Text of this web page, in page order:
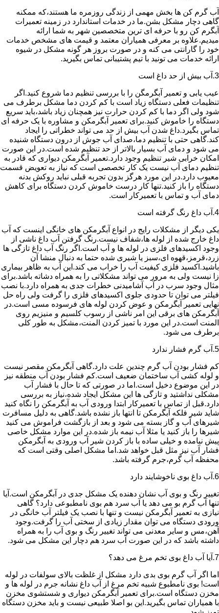
آب گرم کن ها بخش مهمی از زندگی روزمره ما هستند،که ممکنه
گاهی دچار مشکل بشن.ما در خدمات استاندارد در زمینه تعمیرات
آبگرم کن رو با حرفه ای ترین متخصصین شهر به شما ارائه
میدیم.علاوه بر معرفی همیاران معتمد و قیمت های مشخص خدمات
خود را گارانتی می کنه و در صورت بروز هر گونه مشکل در شیوه
ارائه خدمات می تونید با تیم پشتیبانی تماس بگیرید.
3.آب بیش از حد داغ است
عیب یابی و تعمیر آبگرمگن را با بررسی تنظیم دما شروع کنید.اگر
تنظیمات فعلی دستگاه زیاد است با کم کردن دما مشکل برطرف می
شود ولی اگر دما با کم کردن حرارت نیز همچنان زیاد باشد،باید سریع
دستگاه را خاموش کنید.برای تعمیر آبگرمکن و مشاوره با یک حرفه ای
تماس بگیرد.داغ شدن آب بیش از حد می تواند خطراتی را ایجاد
کند.گاهی حتی با تنظیم دما،صدای آب جوش از درون دستگاه شنیده
می شود و دمای آب بسیار بالاتر از حد تنظیم شده است.در این صورت
امکان خرابی شیر تنظیم وجود دارد.تعمیر آبگرمکن دیواری که قادر به
تنظیم دمای آب نیست یک کار تخصصی است که نیاز به تعویض قسمت
معیوب دارد.در این مورد هرگز بدون تجربه قبلی نباید روکش بدنه
دستگاه را باز کنید.تنها کار درست خاموش کردن دستگاه برای کاهش
دمای آب و تماس با تعمیرکار است.
4.آب داغ رنگ گرفته است
یکی دیگر از مشکلات رایج در انواع آبگرمکن های خانگی اینست که آب
داغ خارج شده از لوله ها،شفاف نیست.رنگ گرفتن آب داغ ناشی از
وجود اکسیدهای فلزی در لوله ها و آب است.اگر رنگ آب داغ تازگی ها
زرد،قرمز،قهوه ای،سبز یا شیری شده حتما به دنبال منشا آن
باشید.اکسید فلزی کیفیت آب را خراب می کند.این آب به ظاهر بیماری
زا نیست ولی به مرور می تواند مشکلاتی را به همراه دشاته باشد.برای
مثال وجود سرب در آب آشامیدنی خطرات جدی به همراه دارد.با نصب
فیلتر می توان تا حدودی جلوی اکسیدهای فلزی را گرفت ولی راه حل
نهایی تعمیر آبگرمکن و عوض کردن لوله های فرسوده مسی است.در
آبگرمکن های برقی این امر ناشی از رسوب کلسیم و منیزیم روی
المنت است.در این مورد با تمیز کردن المنت،مشکل به طور کلی
برطرف می شود.
5.آب گرم فشار ندارد
کم فشار بودن آب گرم چندین علت دارد.گاهی آبگرمکن مقصر نیست
و لوله کشی آب ساختمان ضعیف است.کم فشار بودن آب منطقه نیز
در این موضوع دخیل است.اما در صورتی که تا حال با فشار آب
مشکلی نداشتید و تازگی ها این مشکل ایجاد شده،نیاز به بررسی
دارد.قبل از تماس با تعمیرکار ابتدا ورودی آب به آبگرمکن را نگاه کنید
شاید شیر فلکه آبگرمکن تا انتها باز نشده باشد.گاهی به دلیل مسافرت
شیرهای آب و گاز بسته می شود و بعد از بازگشت فراموش می کنید
شیرها را باز کنید یا مثلا آب نیمه باز شده.در این موارد مشکل خاصی
پیش نیامده و خیلی ساده با باز کردن شیر آب ورودی به آبگرمکن
فشار آب نیز مثل قبل خواهد شد.اما مشکل اصلی وقتی است که
محفظه آب گرم،جرم گرفته باشد.
6.آب داغ بوی ناخوشایند دارد
تغییر رنگ و بوی آب نشان دهنده یک مشکل جدی در آبگرمکن است.آیا
تنها آب گرم بو می دهد یا آب سرد هم بوی نامطبوعی دارد؟ گاهی
نیازی به تعمیر آبگرمکن نیست و تنها با نصب یک فیلتر آب خانگی در
ورودی دستگاه می توان مقدار زیادی از سختی آب را گرفت.وجود
آهن،مس و سایر معدنی می تواند تغییر رنگ و بوی آب را به همراه
داشته باشد که در این صورت آب سرد هم دچار این مشکل می شود.
7.آیا آب داغ بوی تخم مرغ می دهد؟
اما اگر آب گرم بوی بدی دارد مشکل از غلظت بالای سولفات در لوله
است! بوی نامطبوع شبیه تخم مرغ از آب داغ نشانه جرم در لوله ها و
مخزن دستگاه است.برای تعمیر آبگرمکن دیواری و شستشوی مخزن
با همیاران تماس بگیرید.این بو اصلا طبیعی نیست و باید مخزن دستگاه